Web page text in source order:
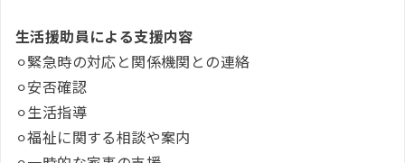
生活援助員による支援内容
⚪︎緊急時の対応と関係機関との連絡
⚪︎安否確認
⚪︎生活指導
⚪︎福祉に関する相談や案内